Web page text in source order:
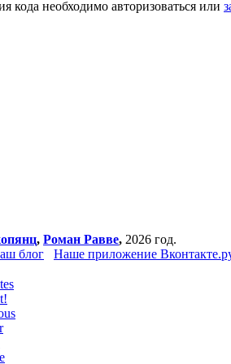
кода необходимо авторизоваться или
, Роман Равве, 2026 год.
блог Наше приложение